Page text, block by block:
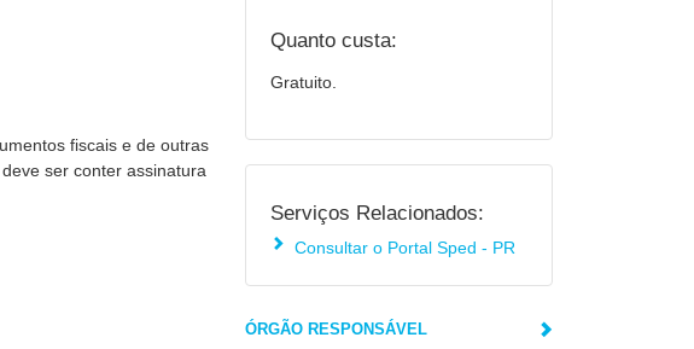
fiscais e de outras
ser conter assinatura
Quanto custa:
Gratuito.
Serviços Relacionados:
Consultar o Portal Sped - PR
ÓRGÃO RESPONSÁVEL